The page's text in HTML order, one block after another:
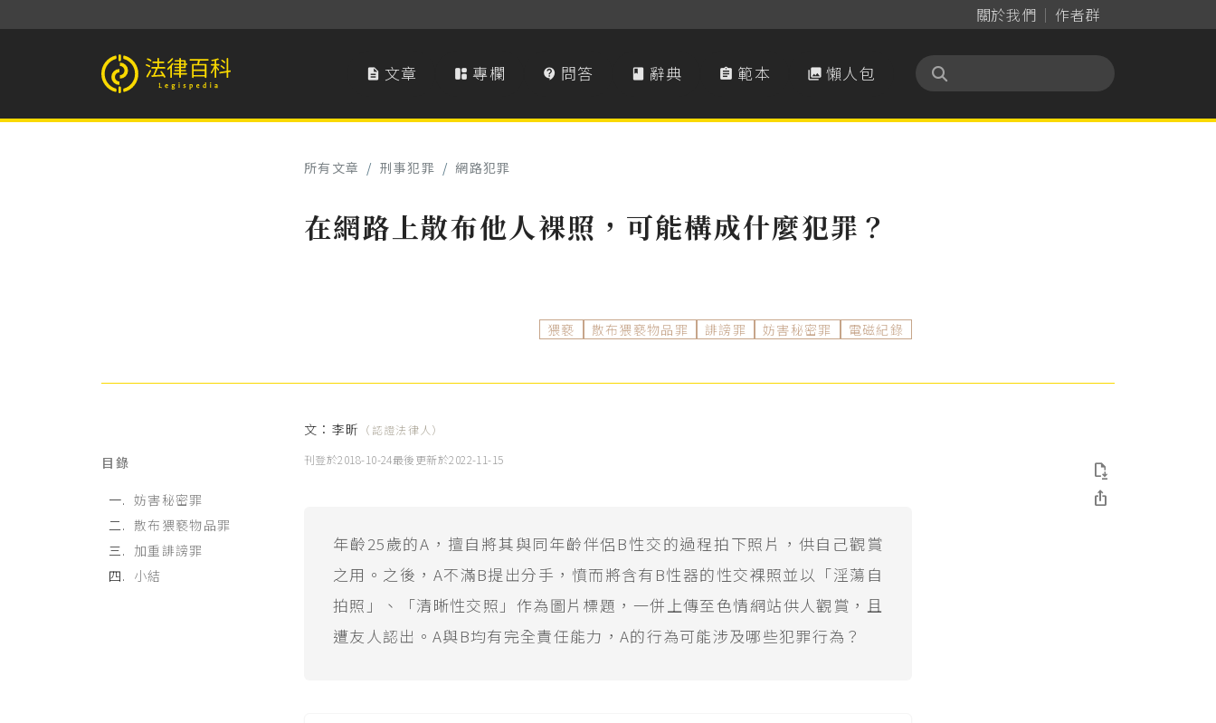
關於我們 作者群
法律百科 Legispedia  文章  專欄  問答  辭典  範本  懶人包
所有文章 / 刑事犯罪 / 網路犯罪
在網路上散布他人裸照，可能構成什麼犯罪？
猥褻 散布猥褻物品罪 誹謗罪 妨害秘密罪 電磁紀錄
目錄
妨害秘密罪
散布猥褻物品罪
加重誹謗罪
小結
文： 李昕 （認證法律人）
刊登於2018-10-24最後更新於2022-11-15
年齡25歲的A，擅自將其與同年齡伴侶B性交的過程拍下照片，供自己觀賞
之用。之後，A不滿B提出分手，憤而將含有B性器的性交裸照並以「淫蕩自
拍照」、「清晰性交照」作為圖片標題，一併上傳至色情網站供人觀賞，且
遭友人認出。A與B均有完全責任能力，A的行為可能涉及哪些犯罪行為？

